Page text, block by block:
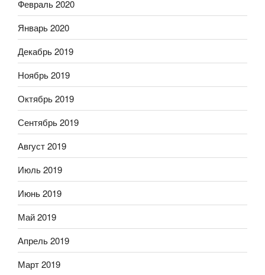
Февраль 2020
Январь 2020
Декабрь 2019
Ноябрь 2019
Октябрь 2019
Сентябрь 2019
Август 2019
Июль 2019
Июнь 2019
Май 2019
Апрель 2019
Март 2019